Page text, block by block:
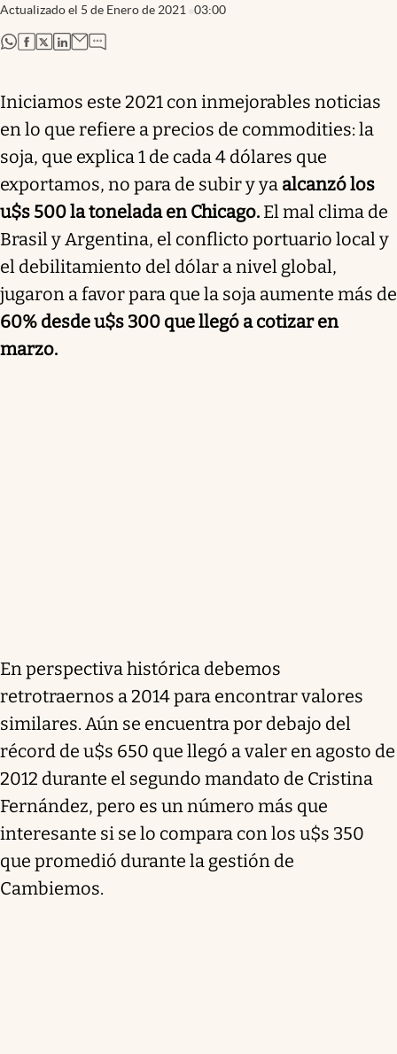
Actualizado el 5 de Enero de 2021 03:00
abre en nueva pestaña
abre en nueva pestaña
abre en nueva pestaña
abre en nueva pestaña
Iniciamos este 2021 con inmejorables noticias
en lo que refiere a precios de commodities: la
soja, que explica 1 de cada 4 dólares que
exportamos, no para de subir y ya alcanzó los
u$s 500 la tonelada en Chicago. El mal clima de
Brasil y Argentina, el conflicto portuario local y
el debilitamiento del dólar a nivel global,
jugaron a favor para que la soja aumente más de
60% desde u$s 300 que llegó a cotizar en
marzo.
En perspectiva histórica debemos
retrotraernos a 2014 para encontrar valores
similares. Aún se encuentra por debajo del
récord de u$s 650 que llegó a valer en agosto de
2012 durante el segundo mandato de Cristina
Fernández, pero es un número más que
interesante si se lo compara con los u$s 350
que promedió durante la gestión de
Cambiemos.